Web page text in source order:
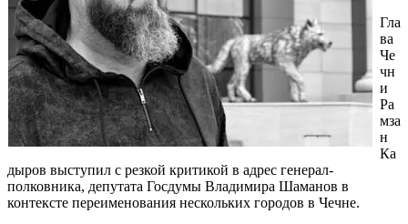
Гла
ва
Че
чн
и
Ра
мза
н
Ка
дыров выступил с резкой критикой в адрес генерал-
полковника, депутата Госдумы Владимира Шаманов в
контексте переименования нескольких городов в Чечне.